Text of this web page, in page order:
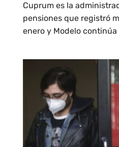
Cuprum es la
pensiones que registró
enero y Modelo